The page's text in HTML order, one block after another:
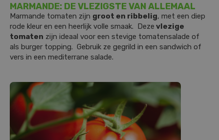
MARMANDE: DE VLEZIGSTE VAN ALLEMAAL
Marmande tomaten zijn groot en ribbelig, met een diep
rode kleur en een heerlijk volle smaak. Deze vlezige
tomaten zijn ideaal voor een stevige tomatensalade of
als burger topping. Gebruik ze gegrild in een sandwich of
vers in een mediterrane salade.